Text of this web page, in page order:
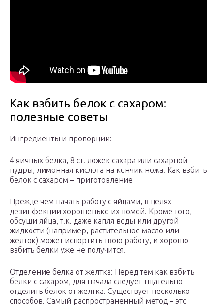
Как взбить белок с сахаром:
полезные советы
Ингредиенты и пропорции:
4 яичных белка, 8 ст. ложек сахара или сахарной
пудры, лимонная кислота на кончик ножа. Как взбить
белок с сахаром – приготовление
Прежде чем начать работу с яйцами, в целях
дезинфекции хорошенько их помой. Кроме того,
обсуши яйца, т.к. даже капля воды или другой
жидкости (например, растительное масло или
желток) может испортить твою работу, и хорошо
взбить белки уже не получится.
Отделение белка от желтка: Перед тем как взбить
белки с сахаром, для начала следует тщательно
отделить белок от желтка. Существует несколько
способов. Самый распространенный метод – это